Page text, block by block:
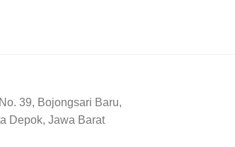
39, Bojongsari Baru,
Depok, Jawa Barat